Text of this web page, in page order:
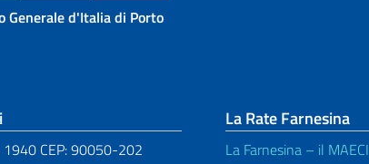
Generale d'Italia di Porto
1940 CEP: 90050-202
La Rate Farnesina
La Farnesina – il MAECI